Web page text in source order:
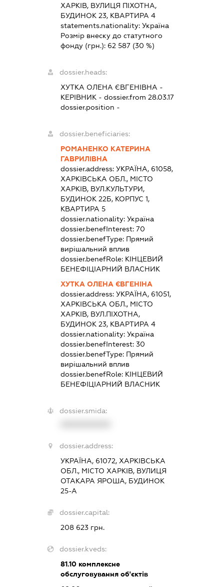
ХАРКІВ, ВУЛИЦЯ ПІХОТНА,
БУДИНОК 23, КВАРТИРА 4
statements.nationality: Україна
Розмір внеску до статутного
фонду (грн.): 62 587(30 %)
dossier.heads:
ХУТКА ОЛЕНА ЄВГЕНІВНА -
КЕРІВНИК - dossier.from 28.03.17
dossier.position -
dossier.beneficiaries:
РОМАНЕНКО КАТЕРИНА
ГАВРИЛІВНА
dossier.address: УКРАЇНА, 61058,
ХАРКІВСЬКА ОБЛ., МІСТО
ХАРКІВ, ВУЛ.КУЛЬТУРИ,
БУДИНОК 22Б, КОРПУС 1,
КВАРТИРА 5
dossier.nationality: Україна
dossier.benefInterest: 70
dossier.benefType: Прямий
вирішальний вплив
dossier.benefRole: КІНЦЕВИЙ
БЕНЕФІЦІАРНИЙ ВЛАСНИК
ХУТКА ОЛЕНА ЄВГЕНІНА
dossier.address: УКРАЇНА, 61051,
ХАРКІВСЬКА ОБЛ., МІСТО
ХАРКІВ, ВУЛ.ПІХОТНА,
БУДИНОК 23, КВАРТИРА 4
dossier.nationality: Україна
dossier.benefInterest: 30
dossier.benefType: Прямий
вирішальний вплив
dossier.benefRole: КІНЦЕВИЙ
БЕНЕФІЦІАРНИЙ ВЛАСНИК
dossier.smida:
dossier.address:
УКРАЇНА, 61072, ХАРКІВСЬКА
ОБЛ., МІСТО ХАРКІВ, ВУЛИЦЯ
ОТАКАРА ЯРОША, БУДИНОК
25-А
dossier.capital:
208 623 грн.
dossier.kveds:
81.10комплексне
обслуговування об'єктів